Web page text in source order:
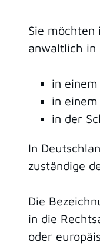
Sie möchten
anwaltlich in
in
in
in der
In
zuständige
Die
in die
oder